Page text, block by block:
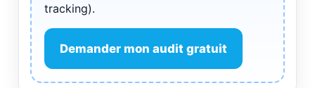
tracking).
Demander mon audit gratuit